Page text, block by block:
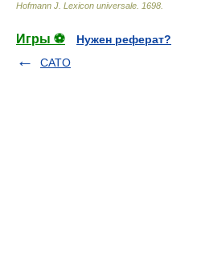
Hofmann J. Lexicon universale 1698
Игры ⚽
Нужен реферат?
CATO